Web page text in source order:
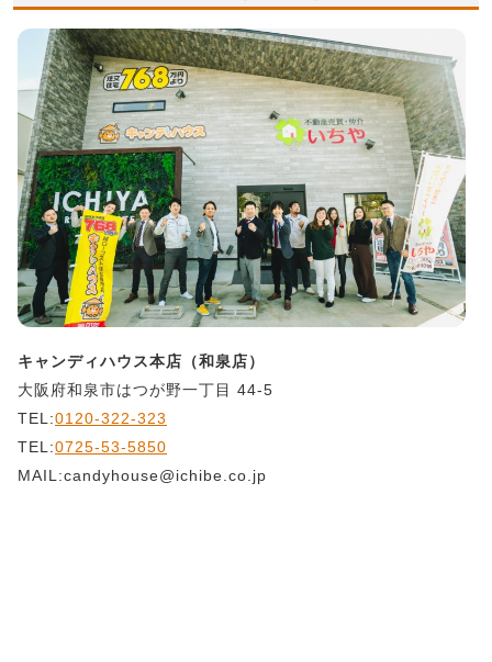
キャンディハウス本店（和泉店）
大阪府和泉市はつが野一丁目 44-5
TEL:0120-322-323
TEL:0725-53-5850
MAIL:candyhouse@ichibe.co.jp